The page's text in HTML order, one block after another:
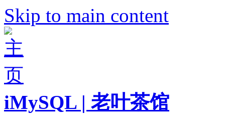
Skip to main content
iMySQL | 老叶茶馆